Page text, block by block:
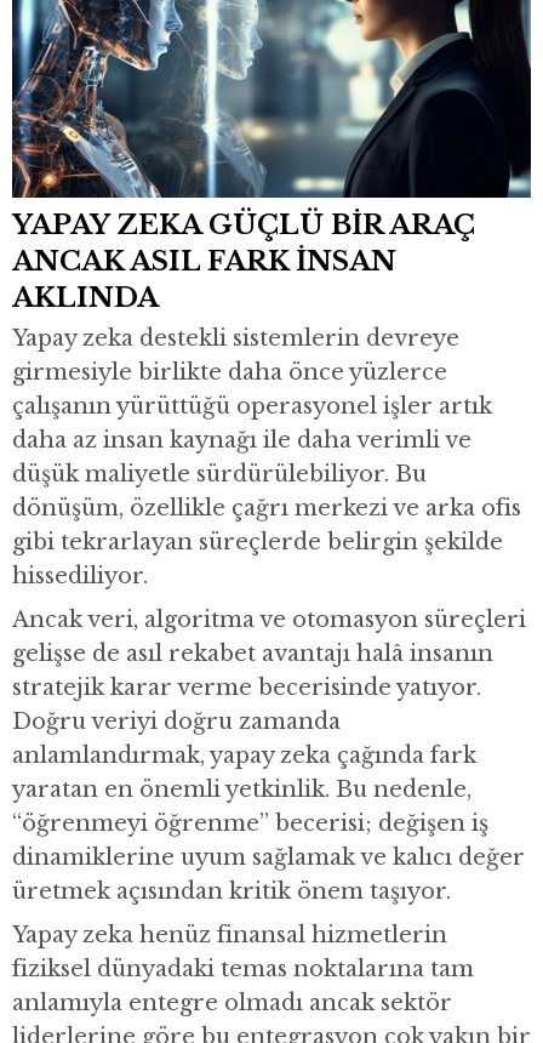
YAPAY ZEKA GÜÇLÜ BİR ARAÇ
ANCAK ASIL FARK İNSAN
AKLINDA
Yapay zeka destekli sistemlerin devreye
girmesiyle birlikte daha önce yüzlerce
çalışanın yürüttüğü operasyonel işler artık
daha az insan kaynağı ile daha verimli ve
düşük maliyetle sürdürülebiliyor. Bu
dönüşüm, özellikle çağrı merkezi ve arka ofis
gibi tekrarlayan süreçlerde belirgin şekilde
hissediliyor.
Ancak veri, algoritma ve otomasyon süreçleri
gelişse de asıl rekabet avantajı halâ insanın
stratejik karar verme becerisinde yatıyor.
Doğru veriyi doğru zamanda
anlamlandırmak, yapay zeka çağında fark
yaratan en önemli yetkinlik. Bu nedenle,
“öğrenmeyi öğrenme” becerisi; değişen iş
dinamiklerine uyum sağlamak ve kalıcı değer
üretmek açısından kritik önem taşıyor.
Yapay zeka henüz finansal hizmetlerin
fiziksel dünyadaki temas noktalarına tam
anlamıyla entegre olmadı ancak sektör
liderlerine göre bu entegrasyon çok yakın bir